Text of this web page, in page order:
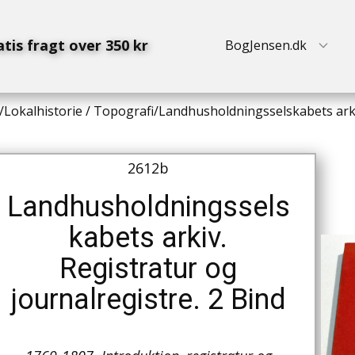
BogJensen.dk
fragt over 350 kr
/Lokalhistorie / Topografi/Landhusholdningsselskabets
2612b
Landhusholdningssels
kabets arkiv.
Registratur og
journalregistre. 2 Bind